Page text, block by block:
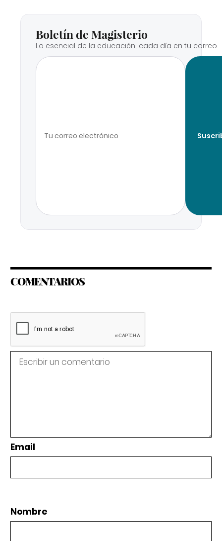
Boletín de Magisterio
Lo esencial de la educación, cada día en tu correo.
COMENTARIOS
Email
Nombre